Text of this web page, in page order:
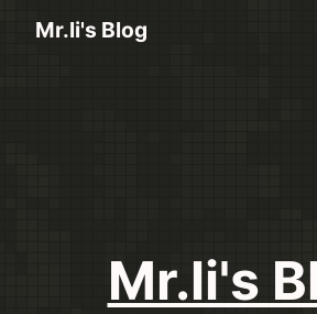
Mr.li's Blog
Mr.li's